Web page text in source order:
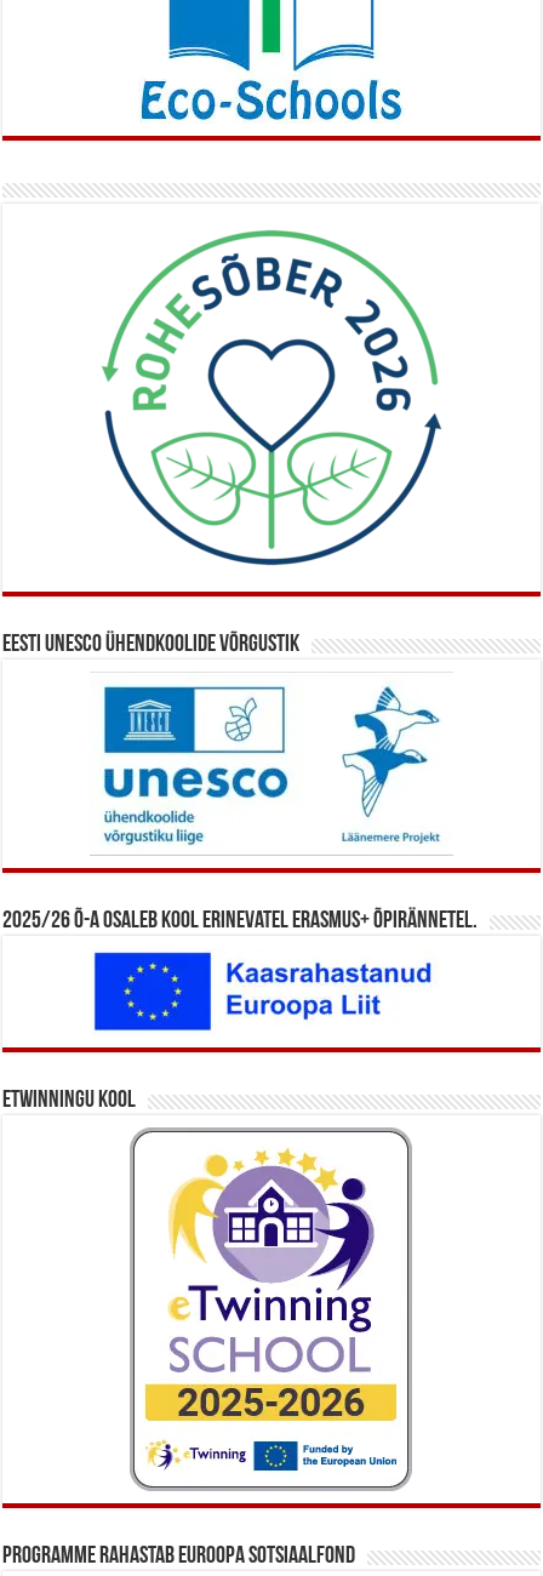
Eesti UNESCO ühendkoolide võrgustik
2025/26 õ-a osaleb kool erinevatel Erasmus+ õpirännetel.
eTwinningu kool
Programme rahastab Euroopa Sotsiaalfond